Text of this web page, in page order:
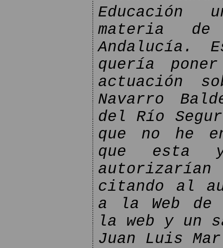
Educación
materia
Andalucía.
quería
actuación
Navarro
del Río
que no he
que esta
citando al
a la Web de
la web y un
Juan Luis